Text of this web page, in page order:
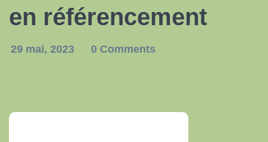
en référencement
29 mai, 2023 0 Comments